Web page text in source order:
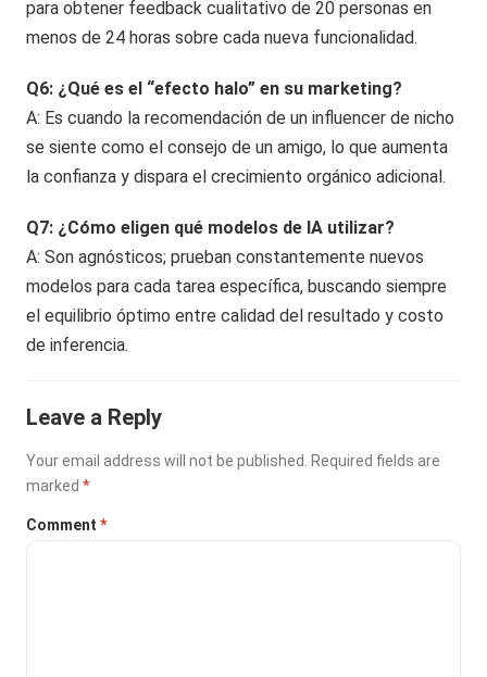
para obtener feedback cualitativo de 20 personas en
menos de 24 horas sobre cada nueva funcionalidad.
Q6: ¿Qué es el “efecto halo” en su marketing?
A: Es cuando la recomendación de un influencer de nicho
se siente como el consejo de un amigo, lo que aumenta
la confianza y dispara el crecimiento orgánico adicional.
Q7: ¿Cómo eligen qué modelos de IA utilizar?
A: Son agnósticos; prueban constantemente nuevos
modelos para cada tarea específica, buscando siempre
el equilibrio óptimo entre calidad del resultado y costo
de inferencia.
Leave a Reply
Your email address will not be published.
Required fields are
marked*
Comment*